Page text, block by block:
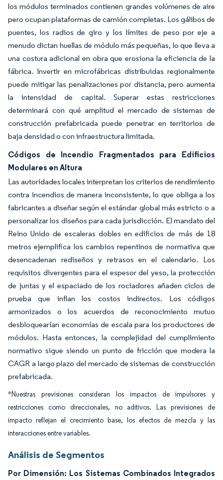
los módulos terminados contienen grandes volúmenes de aire
pero ocupan plataformas de camión completas. Los gálibos de
puentes, los radios de giro y los límites de peso por eje a
menudo dictan huellas de módulo más pequeñas, lo que lleva a
una costura adicional en obra que erosiona la eficiencia de la
fábrica. Invertir en microfábricas distribuidas regionalmente
puede mitigar las penalizaciones por distancia, pero aumenta
la intensidad de capital. Superar estas restricciones
determinará con qué amplitud el mercado de sistemas de
construcción prefabricada puede penetrar en territorios de
baja densidad o con infraestructura limitada.
Códigos de Incendio Fragmentados para Edificios
Modulares en Altura
Las autoridades locales interpretan los criterios de rendimiento
contra incendios de manera inconsistente, lo que obliga a los
fabricantes a diseñar según el estándar global más estricto o a
personalizar los diseños para cada jurisdicción. El mandato del
Reino Unido de escaleras dobles en edificios de más de 18
metros ejemplifica los cambios repentinos de normativa que
desencadenan rediseños y retrasos en el calendario. Los
requisitos divergentes para el espesor del yeso, la protección
de juntas y el espaciado de los rociadores añaden ciclos de
prueba que inflan los costos indirectos. Los códigos
armonizados o los acuerdos de reconocimiento mutuo
desbloquearían economías de escala para los productores de
módulos. Hasta entonces, la complejidad del cumplimiento
normativo sigue siendo un punto de fricción que modera la
CAGR a largo plazo del mercado de sistemas de construcción
prefabricada.
*Nuestras previsiones consideran los impactos de impulsores y
restricciones como direccionales, no aditivos. Las previsiones de
impacto reflejan el crecimiento base, los efectos de mezcla y las
interacciones entre variables.
Análisis de Segmentos
Por Dimensión: Los Sistemas Combinados Integrados